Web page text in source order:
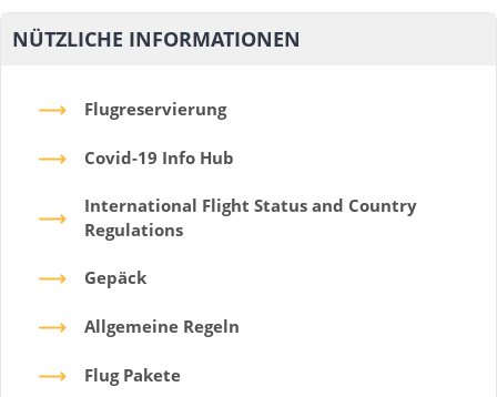
NÜTZLICHE INFORMATIONEN
Flugreservierung
Covid-19 Info Hub
International Flight Status and Country
Regulations
Gepäck
Allgemeine Regeln
Flug Pakete